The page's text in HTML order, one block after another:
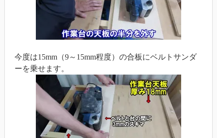
今度は15mm（9～15mm程度）の合板にベルトサンダ
ーを乗せます。